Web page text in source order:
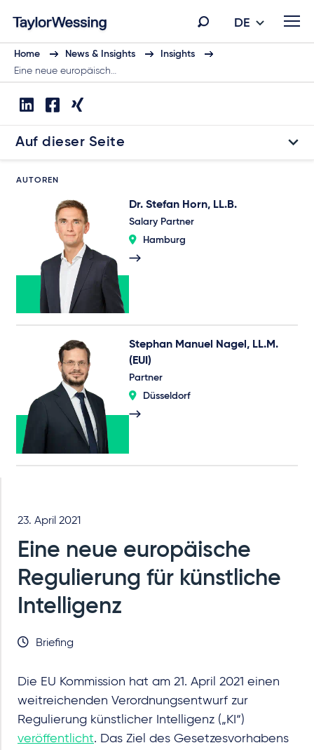
DE
Home News & Insights
Insights
Eine neue europäisch…
Auf dieser Seite
AUTOREN
Dr. Stefan Horn, LL.B.
Salary Partner
Hamburg
Stephan Manuel Nagel, LL.M.
(EUI)
Partner
Düsseldorf
23. April 2021
Eine neue europäische
Regulierung für künstliche
Intelligenz
Briefing
Die EU Kommission hat am 21. April 2021 einen
weitreichenden Verordnungsentwurf zur
Regulierung künstlicher Intelligenz („KI“)
veröffentlicht. Das Ziel des Gesetzesvorhabens